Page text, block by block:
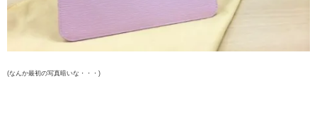
(なんか最初の写真暗いな・・・)